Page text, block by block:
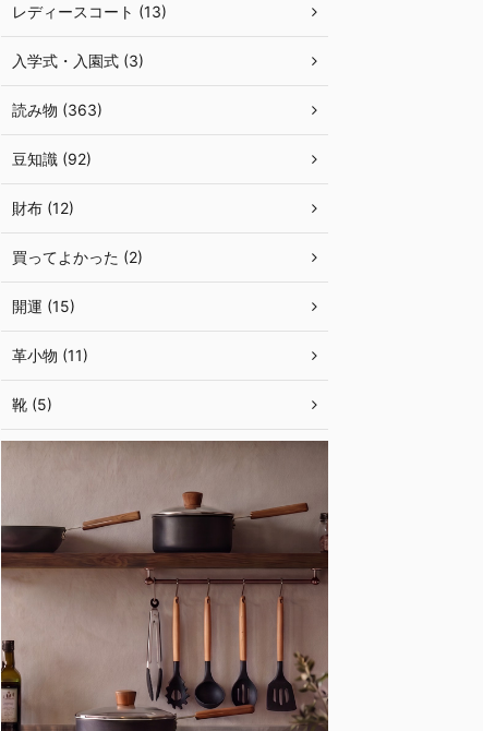
レディースコート (13)
入学式・入園式 (3)
読み物 (363)
豆知識 (92)
財布 (12)
買ってよかった (2)
開運 (15)
革小物 (11)
靴 (5)